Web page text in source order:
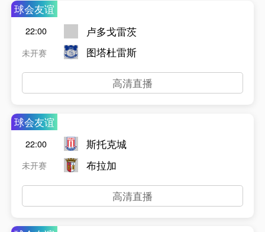
球会友谊
22:00
未开赛
卢多戈雷茨
图塔杜雷斯
高清直播
球会友谊
22:00
未开赛
斯托克城
布拉加
高清直播